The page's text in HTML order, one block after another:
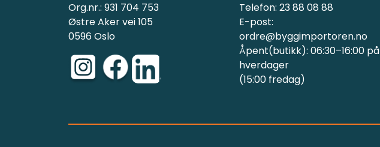
Telefon: 23 88 08 88
E-post:
ordre@byggimportoren.no
Åpent(butikk): 06:30–16:00 på
hverdager
(15:00 fredag)
Org.nr.: 931 704 753
Østre Aker vei 105
0596 Oslo